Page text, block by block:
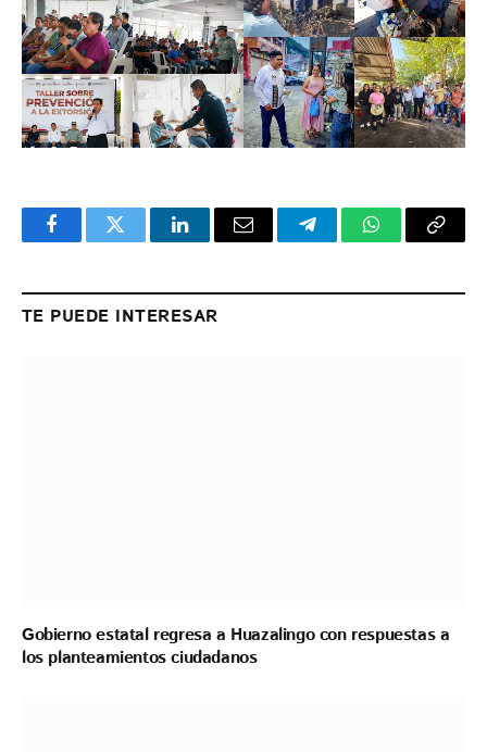
FacebookTwitter LinkedInEmail TelegramWhatsApp
Copy
TE PUEDE INTERESAR
Gobierno estatal regresa a Huazalingo con respuestas a
los planteamientos ciudadanos